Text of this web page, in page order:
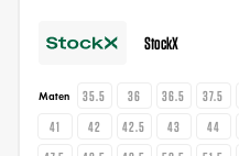
StockX
Maten 35.5 36 36.5 37.5
41
42 42.5 43 44